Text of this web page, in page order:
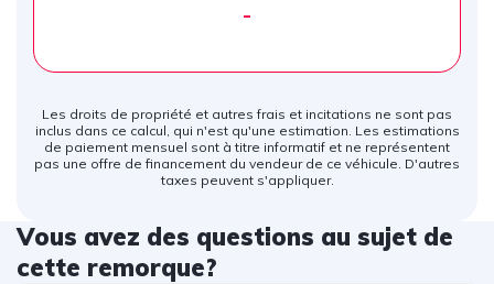
-
Les droits de propriété et autres frais et incitations ne sont pas
inclus dans ce calcul, qui n'est qu'une estimation. Les estimations
de paiement mensuel sont à titre informatif et ne représentent
pas une offre de financement du vendeur de ce véhicule. D'autres
taxes peuvent s'appliquer.
Vous avez des questions au sujet de
cette remorque?